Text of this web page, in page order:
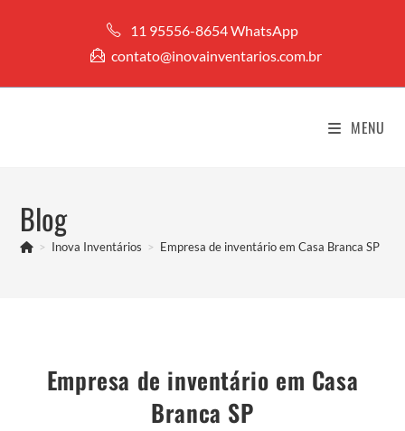
11 95556-8654 WhatsApp
contato@inovainventarios.com.br
MENU
Blog
> Inova Inventários > Empresa de inventário em Casa Branca SP
Empresa de inventário em Casa
Branca SP